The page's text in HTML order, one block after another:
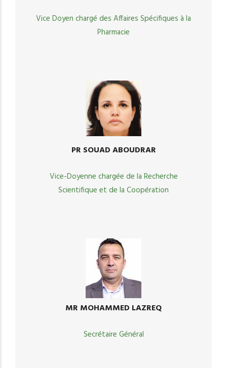
Vice Doyen chargé des Affaires Spécifiques à la
Pharmacie
PR SOUAD ABOUDRAR
Vice-Doyenne chargée de la Recherche
Scientifique et de la Coopération
MR MOHAMMED LAZREQ
Secrétaire Général